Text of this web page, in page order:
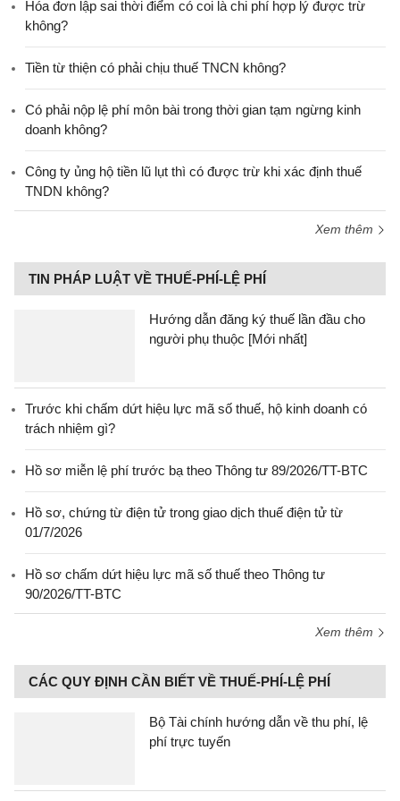
Hóa đơn lập sai thời điểm có coi là chi phí hợp lý được trừ
không?
Tiền từ thiện có phải chịu thuế TNCN không?
Có phải nộp lệ phí môn bài trong thời gian tạm ngừng kinh
doanh không?
Công ty ủng hộ tiền lũ lụt thì có được trừ khi xác định thuế
TNDN không?
Xem thêm
TIN PHÁP LUẬT VỀ THUẾ-PHÍ-LỆ PHÍ
Hướng dẫn đăng ký thuế lần đầu cho
người phụ thuộc [Mới nhất]
Trước khi chấm dứt hiệu lực mã số thuế, hộ kinh doanh có
trách nhiệm gì?
Hồ sơ miễn lệ phí trước bạ theo Thông tư 89/2026/TT-BTC
Hồ sơ, chứng từ điện tử trong giao dịch thuế điện tử từ
01/7/2026
Hồ sơ chấm dứt hiệu lực mã số thuế theo Thông tư
90/2026/TT-BTC
Xem thêm
CÁC QUY ĐỊNH CẦN BIẾT VỀ THUẾ-PHÍ-LỆ PHÍ
Bộ Tài chính hướng dẫn về thu phí, lệ
phí trực tuyến